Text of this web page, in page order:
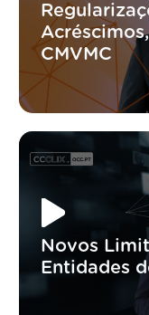
CMVMC
Novos
Entidades